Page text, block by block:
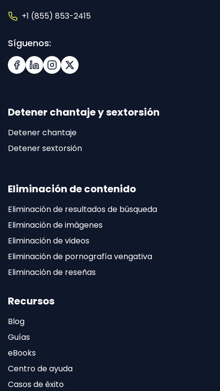
+1 (855) 853-2415
Síguenos:
Facebook
LinkedInInstagramX (Twitter)
Detener chantaje y sextorsión
Detener chantaje
Detener sextorsión
Eliminación de contenido
Eliminación de resultados de búsqueda
Eliminación de imágenes
Eliminación de videos
Eliminación de pornografía vengativa
Eliminación de reseñas
Recursos
Blog
Guías
eBooks
Centro de ayuda
Casos de éxito